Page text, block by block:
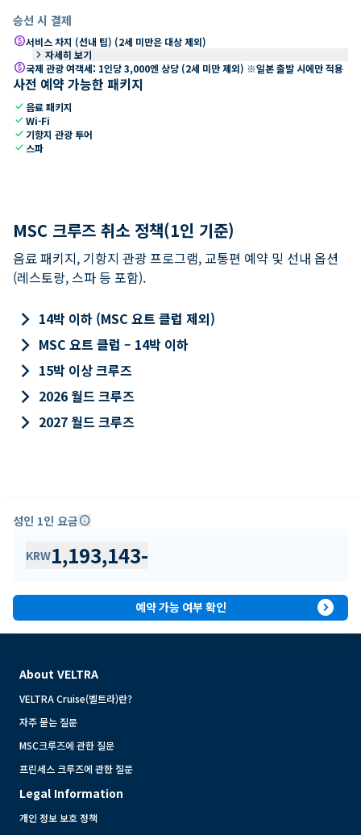
승선 시 결제
paid서비스 차지 (선내 팁) (2세 미만은 대상 제외)
keyboard_arrow_right 자세히 보기
paid국제 관광 여객세: 1인당 3,000엔 상당 (2세 미만 제외) ※일본 출발 시에만 적용
사전 예약 가능한 패키지
check 음료 패키지
checkWi-Fi
check 기항지 관광 투어
check 스파
MSC 크루즈 취소 정책(1인 기준)
음료 패키지, 기항지 관광 프로그램, 교통편 예약 및 선내 옵션
(레스토랑, 스파 등 포함).
keyboard_arrow_right 14박 이하 (MSC 요트 클럽 제외)
keyboard_arrow_right MSC 요트 클럽 – 14박 이하
keyboard_arrow_right 15박 이상 크루즈
keyboard_arrow_right 2026 월드 크루즈
keyboard_arrow_right 2027 월드 크루즈
성인 1인 요금info
KRW1,193,143-
예약 가능 여부 확인 expand_circle_right
About VELTRA
VELTRA Cruise(벨트라)란?
자주 묻는 질문
MSC크루즈에 관한 질문
프린세스 크루즈에 관한 질문
Legal Information
개인 정보 보호 정책